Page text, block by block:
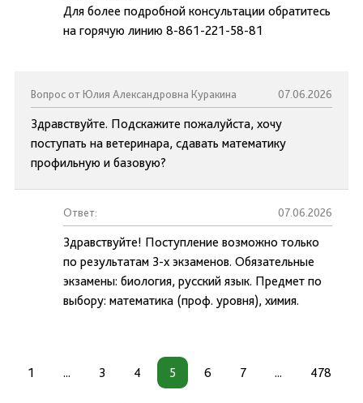
Для более подробной консультации обратитесь
на горячую линию 8-861-221-58-81
Вопрос от Юлия Александровна Куракина 07.06.2026
Здравствуйте. Подскажите пожалуйста, хочу
поступать на ветеринара, сдавать математику
профильную и базовую?
Ответ: 07.06.2026
Здравствуйте! Поступление возможно только
по результатам 3-х экзаменов. Обязательные
экзамены: биология, русский язык. Предмет по
выбору: математика (проф. уровня), химия.
1 ... 3 4 5 6 7 ... 478